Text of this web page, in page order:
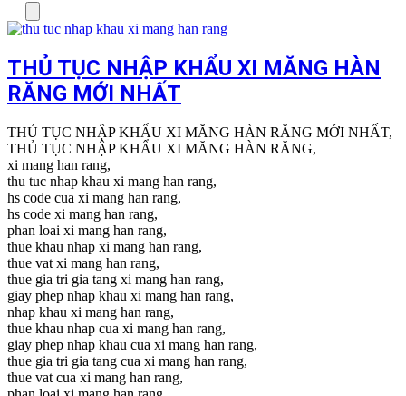
THỦ TỤC NHẬP KHẨU XI MĂNG HÀN
RĂNG MỚI NHẤT
THỦ TỤC NHẬP KHẨU XI MĂNG HÀN RĂNG MỚI NHẤT,
THỦ TỤC NHẬP KHẨU XI MĂNG HÀN RĂNG,
xi mang han rang,
thu tuc nhap khau xi mang han rang,
hs code cua xi mang han rang,
hs code xi mang han rang,
phan loai xi mang han rang,
thue khau nhap xi mang han rang,
thue vat xi mang han rang,
thue gia tri gia tang xi mang han rang,
giay phep nhap khau xi mang han rang,
nhap khau xi mang han rang,
thue khau nhap cua xi mang han rang,
giay phep nhap khau cua xi mang han rang,
thue gia tri gia tang cua xi mang han rang,
thue vat cua xi mang han rang,